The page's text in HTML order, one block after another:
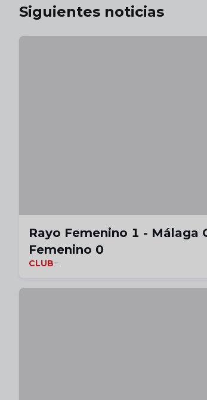
Siguientes noticias
Rayo Femenino 1 - Málaga
Femenino 0
CLUB